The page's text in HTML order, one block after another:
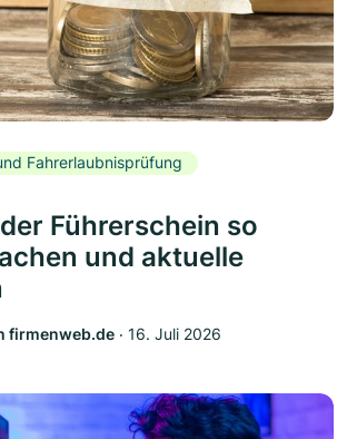
Fahrerlaubnisprüfung
Führerschein so
und aktuelle
firmenweb.de ‧ 16. Juli 2026